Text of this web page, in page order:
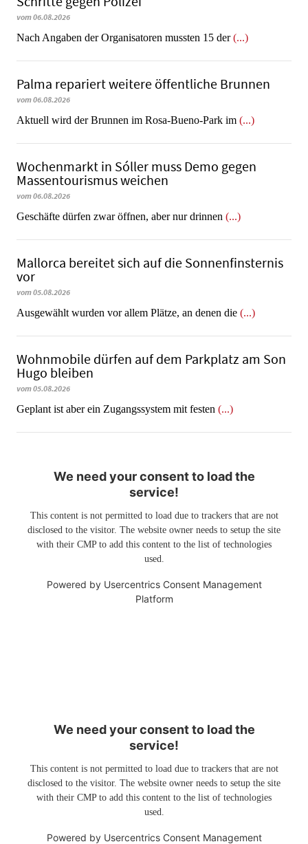
vom 06.08.2026
Nach Angaben der Organisatoren mussten 15 der(...)
Palma repariert weitere öffentliche Brunnen
vom 06.08.2026
Aktuell wird der Brunnen im Rosa-Bueno-Park im (...)
Wochenmarkt in Sóller muss Demo gegen
Massentourismus weichen
vom 06.08.2026
Geschäfte dürfen zwar öffnen, aber nur drinnen (...)
Mallorca bereitet sich auf die Sonnenfinsternis
vor
vom 05.08.2026
Ausgewählt wurden vor allem Plätze, an denen die (...)
Wohnmobile dürfen auf dem Parkplatz am Son
Hugo bleiben
vom 05.08.2026
Geplant ist aber ein Zugangssystem mit festen (...)
We need your consent to load the
service!
This content is not permitted to load due to trackers that are not
disclosed to the visitor. The website owner needs to setup the site
with their CMP to add this content to the list of technologies
used.
Powered by Usercentrics Consent Management
Platform
We need your consent to load the
service!
This content is not permitted to load due to trackers that are not
disclosed to the visitor. The website owner needs to setup the site
with their CMP to add this content to the list of technologies
used.
Powered by Usercentrics Consent Management